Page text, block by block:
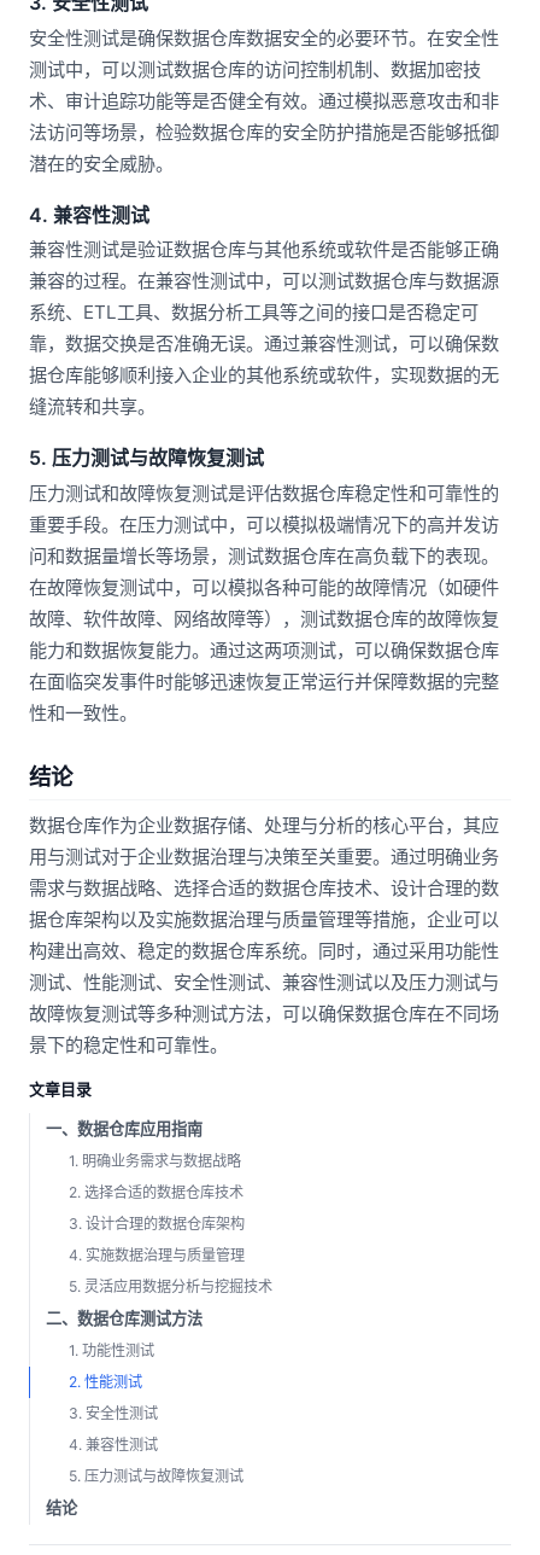
安全性测试是确保数据仓库数据安全的必要环节。在安全性
测试中，可以测试数据仓库的访问控制机制、数据加密技
术、审计追踪功能等是否健全有效。通过模拟恶意攻击和非
法访问等场景，检验数据仓库的安全防护措施是否能够抵御
潜在的安全威胁。
4. 兼容性测试
兼容性测试是验证数据仓库与其他系统或软件是否能够正确
兼容的过程。在兼容性测试中，可以测试数据仓库与数据源
系统、ETL工具、数据分析工具等之间的接口是否稳定可
靠，数据交换是否准确无误。通过兼容性测试，可以确保数
据仓库能够顺利接入企业的其他系统或软件，实现数据的无
缝流转和共享。
5. 压力测试与故障恢复测试
压力测试和故障恢复测试是评估数据仓库稳定性和可靠性的
重要手段。在压力测试中，可以模拟极端情况下的高并发访
问和数据量增长等场景，测试数据仓库在高负载下的表现。
在故障恢复测试中，可以模拟各种可能的故障情况（如硬件
故障、软件故障、网络故障等），测试数据仓库的故障恢复
能力和数据恢复能力。通过这两项测试，可以确保数据仓库
在面临突发事件时能够迅速恢复正常运行并保障数据的完整
性和一致性。
结论
数据仓库作为企业数据存储、处理与分析的核心平台，其应
用与测试对于企业数据治理与决策至关重要。通过明确业务
需求与数据战略、选择合适的数据仓库技术、设计合理的数
据仓库架构以及实施数据治理与质量管理等措施，企业可以
构建出高效、稳定的数据仓库系统。同时，通过采用功能性
测试、性能测试、安全性测试、兼容性测试以及压力测试与
故障恢复测试等多种测试方法，可以确保数据仓库在不同场
景下的稳定性和可靠性。
文章目录
一、数据仓库应用指南
1. 明确业务需求与数据战略
2. 选择合适的数据仓库技术
3. 设计合理的数据仓库架构
4. 实施数据治理与质量管理
5. 灵活应用数据分析与挖掘技术
二、数据仓库测试方法
1. 功能性测试
2. 性能测试
3. 安全性测试
4. 兼容性测试
5. 压力测试与故障恢复测试
结论